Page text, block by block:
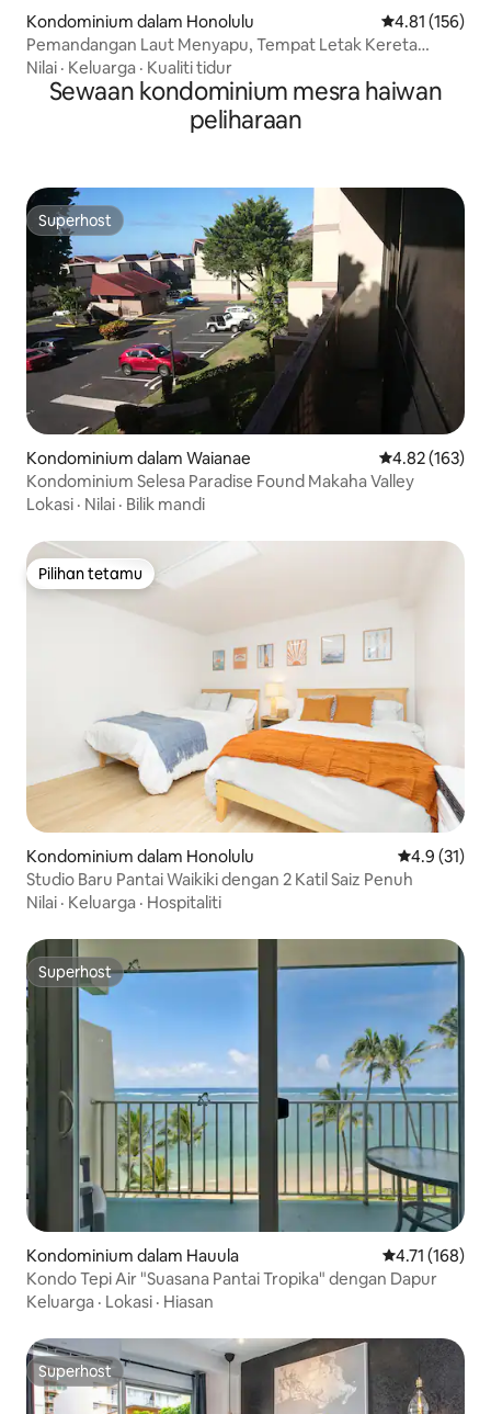
Kondominium dalam Honolulu Penarafan
4.81 (156)
Pemandangan Laut Menyapu, Tempat Letak Kereta
Percuma, Pantai, Pusat Membeli-belah
Nilai · Keluarga · Kualiti tidur
Sewaan kondominium mesra haiwan
peliharaan
Superhost
Superhost
Kondominium dalam Waianae Penarafan
4.82 (163)
Kondominium Selesa Paradise Found Makaha Valley
Lokasi · Nilai · Bilik mandi
Pilihan tetamu
Pilihan tetamu
Kondominium dalam Honolulu Penarafan
4.9 (31)
Studio Baru Pantai Waikiki dengan 2 Katil Saiz Penuh
Nilai · Keluarga · Hospitaliti
Superhost
Superhost
Kondominium dalam Hauula Penarafan
4.71 (168)
Kondo Tepi Air "Suasana Pantai Tropika" dengan Dapur
Keluarga · Lokasi · Hiasan
Superhost
Superhost